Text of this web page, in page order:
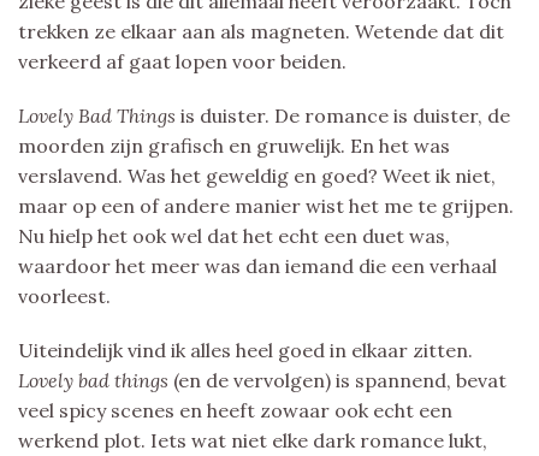
trekken ze elkaar aan als magneten. Wetende dat dit
verkeerd af gaat lopen voor beiden.
Lovely Bad Things is duister. De romance is duister, de
moorden zijn grafisch en gruwelijk. En het was
verslavend. Was het geweldig en goed? Weet ik niet,
maar op een of andere manier wist het me te grijpen.
Nu hielp het ook wel dat het echt een duet was,
waardoor het meer was dan iemand die een verhaal
voorleest.
Uiteindelijk vind ik alles heel goed in elkaar zitten.
Lovely bad things (en de vervolgen) is spannend, bevat
veel spicy scenes en heeft zowaar ook echt een
werkend plot. Iets wat niet elke dark romance lukt,